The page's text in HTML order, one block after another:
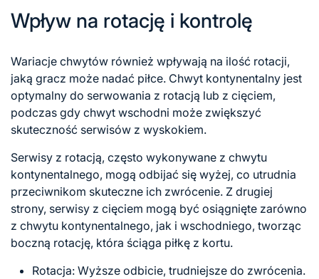
Wpływ na rotację i kontrolę
Wariacje chwytów również wpływają na ilość rotacji,
jaką gracz może nadać piłce. Chwyt kontynentalny jest
optymalny do serwowania z rotacją lub z cięciem,
podczas gdy chwyt wschodni może zwiększyć
skuteczność serwisów z wyskokiem.
Serwisy z rotacją, często wykonywane z chwytu
kontynentalnego, mogą odbijać się wyżej, co utrudnia
przeciwnikom skuteczne ich zwrócenie. Z drugiej
strony, serwisy z cięciem mogą być osiągnięte zarówno
z chwytu kontynentalnego, jak i wschodniego, tworząc
boczną rotację, która ściąga piłkę z kortu.
Rotacja: Wyższe odbicie, trudniejsze do zwrócenia.